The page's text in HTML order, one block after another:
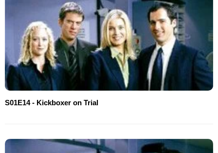
S01E14 - Kickboxer on Trial